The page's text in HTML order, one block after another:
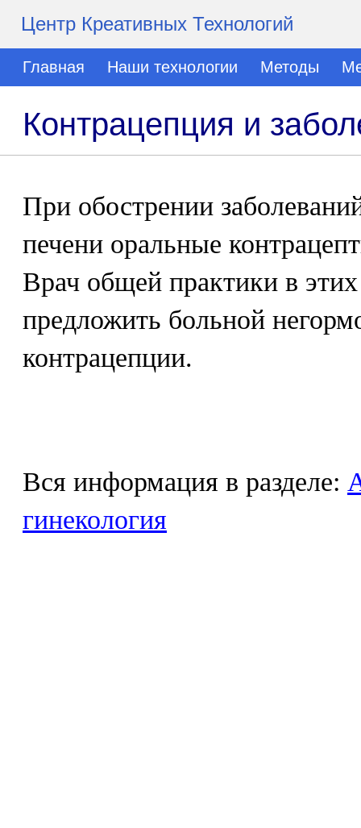
Центр Креативных Технологий
Главная Наши технологии Методы
Контрацепция и
При обострении
печени оральные
Врач общей практики в
предложить больной
контрацепции.
Вся информация в разделе:
гинекология